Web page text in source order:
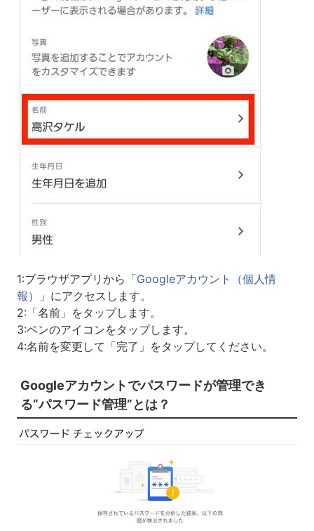
1:ブラウザアプリから「Googleアカウント（個人情
報）
」にアクセスします。
2:「名前」をタップします。
3:ペンのアイコンをタップします。
4:名前を変更して「完了」をタップしてください。
Googleアカウントでパスワードが管理でき
る“パスワード管理”とは？